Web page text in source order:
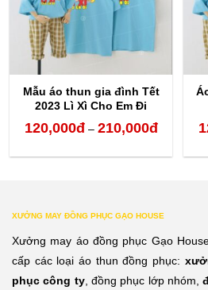
Mẫu áo thun gia đình Tết
2023 Lì Xì Cho Em Đi
120,000đ – 210,000đKhoảng
đến
210,000đ
XƯỞNG MAY ĐỒNG PHỤC GẠO HOUSE
Xưởng may áo đồng phục Gạo
cấp các loại áo thun đồng phục:
phục công ty, đồng phục lớp nhóm,